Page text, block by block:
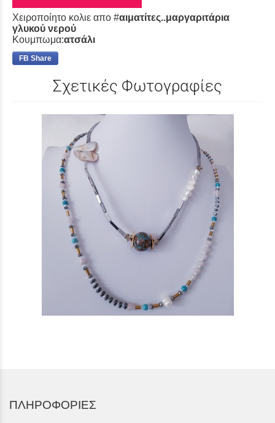
Χειροποίητο κολιε απο #αιματίτες..μαργαριτάρια
γλυκού νερού
Κουμπωμα:ατσάλι
FB Share
Σχετικές Φωτογραφίες
ΠΛΗΡΟΦΟΡΙΕΣ